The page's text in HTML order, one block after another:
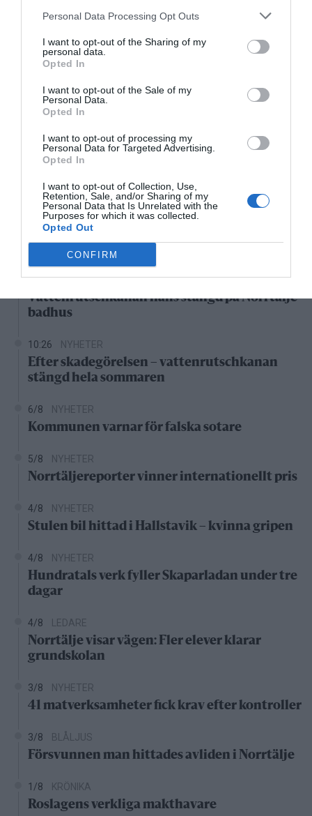
Personal Data Processing Opt Outs
I want to opt-out of the Sharing of my
personal data.
Opted In
I want to opt-out of the Sale of my
Personal Data.
Opted In
I want to opt-out of processing my
Personal Data for Targeted Advertising.
Opted In
I want to opt-out of Collection, Use,
Retention, Sale, and/or Sharing of my
Personal Data that Is Unrelated with the
Purposes for which it was collected.
Opted Out
CONFIRM
NordHem Måleri AB registrerat –
måleriföretag i Norrtälje
Lokalt väder
29°C Duggregn
29°C 28°C 27°C 27°C 26°C 26°C
Senaste nytt
11:25 NYHETER
Vattenrutschkanan hålls stängd på Norrtälje
badhus
10:26 NYHETER
Efter skadegörelsen – vattenrutschkanan
stängd hela sommaren
6/8 NYHETER
Kommunen varnar för falska sotare
5/8 NYHETER
Norrtäljereporter vinner internationellt pris
4/8 NYHETER
Stulen bil hittad i Hallstavik – kvinna gripen
4/8 NYHETER
Hundratals verk fyller Skaparladan under tre
dagar
4/8 LEDARE
Norrtälje visar vägen: Fler elever klarar
grundskolan
3/8 NYHETER
41 matverksamheter fick krav efter kontroller
3/8 BLÅLJUS
Försvunnen man hittades avliden i Norrtälje
1/8 KRÖNIKA
Roslagens verkliga makthavare